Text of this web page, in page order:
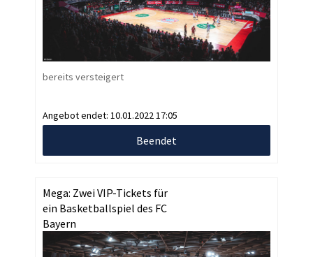
bereits versteigert
Angebot endet: 10.01.2022 17:05
Beendet
Mega: Zwei VIP-Tickets für
ein Basketballspiel des FC
Bayern